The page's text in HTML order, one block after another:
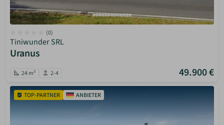
(0)
Tiniwunder SRL
Uranus
24 m² 2-4 49.900 €
TOP-PARTNER ANBIETER